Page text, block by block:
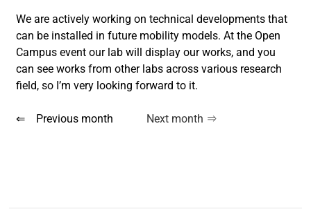
We are actively working on technical developments that
can be installed in future mobility models. At the Open
Campus event our lab will display our works, and you
can see works from other labs across various research
field, so I’m very looking forward to it.
⇐ Previous month Next month ⇒